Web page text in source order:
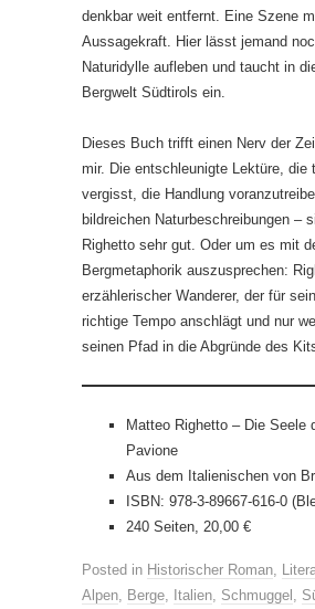
denkbar weit entfernt. Eine Szene
Aussagekraft. Hier lässt jemand
Naturidylle aufleben und taucht in
Bergwelt Südtirols ein.
Dieses Buch trifft einen Nerv der
mir. Die entschleunigte Lektüre, die
vergisst, die Handlung
bildreichen Naturbeschreibungen –
Righetto sehr gut. Oder um es mit
Bergmetaphorik auszusprechen:
erzählerischer Wanderer, der für
richtige Tempo anschlägt und nur
seinen Pfad in die Abgründe des
Matteo Righetto – Die Seele
Pavione
Aus dem Italienischen von
ISBN: 978-3-89667-616-0
240 Seiten, 20,00 €
Posted in Historischer Roman
Alpen Berge Italien Schmuggel